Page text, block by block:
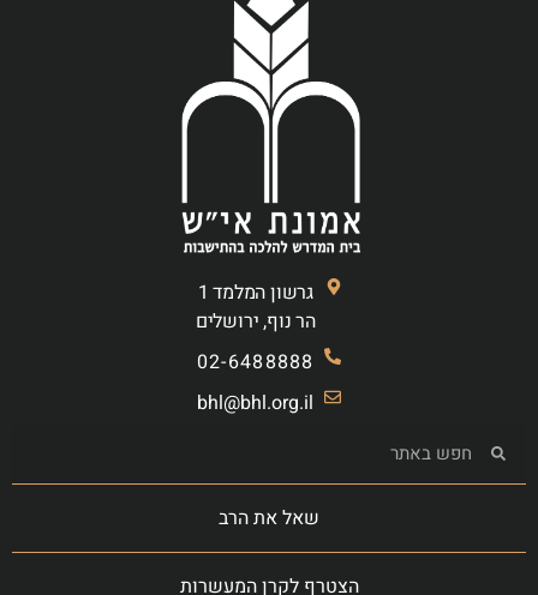
גרשון המלמד 1
הר נוף, ירושלים
02-6488888
bhl@bhl.org.il
שאל את הרב
הצטרף לקרן המעשרות